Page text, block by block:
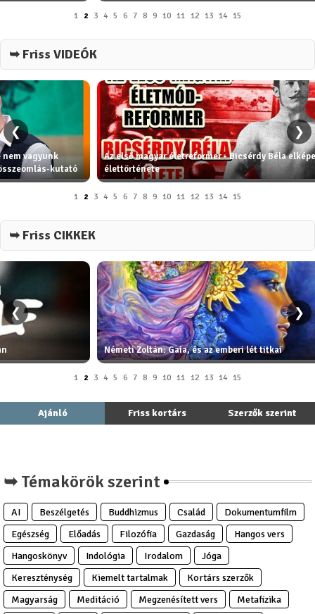
1 2 3 4 5 6 7 8 9 10 11 12 13 14 15
➥ Friss VIDEÓK
❮
nem vagyunk
kutató
Az első magyar életreformer - Bicsérdy Béla
élettörténete
❯
1 2 3 4 5 6 7 8 9 10 11 12 13 14 15
➥ Friss CIKKEK
❮
Németi Zoltán: Gaia, és az emberi lét titkai
❯
1 2 3 4 5 6 7 8 9 10 11 12 13 14 15
Ajánló Friss kortárs Szerzők szerint
➥ Témakörök szerint
AI Beszélgetés Buddhizmus Család
Dokumentumfilm
Egészség
Előadás Filozófia Gazdaság
Hangos vers
Hangoskönyv
Indológia Irodalom
Jóga
Kereszténység
Kiemelt tartalmak
Kortárs szerzők
Magyarság
Meditáció Megzenésített vers
Metafizika